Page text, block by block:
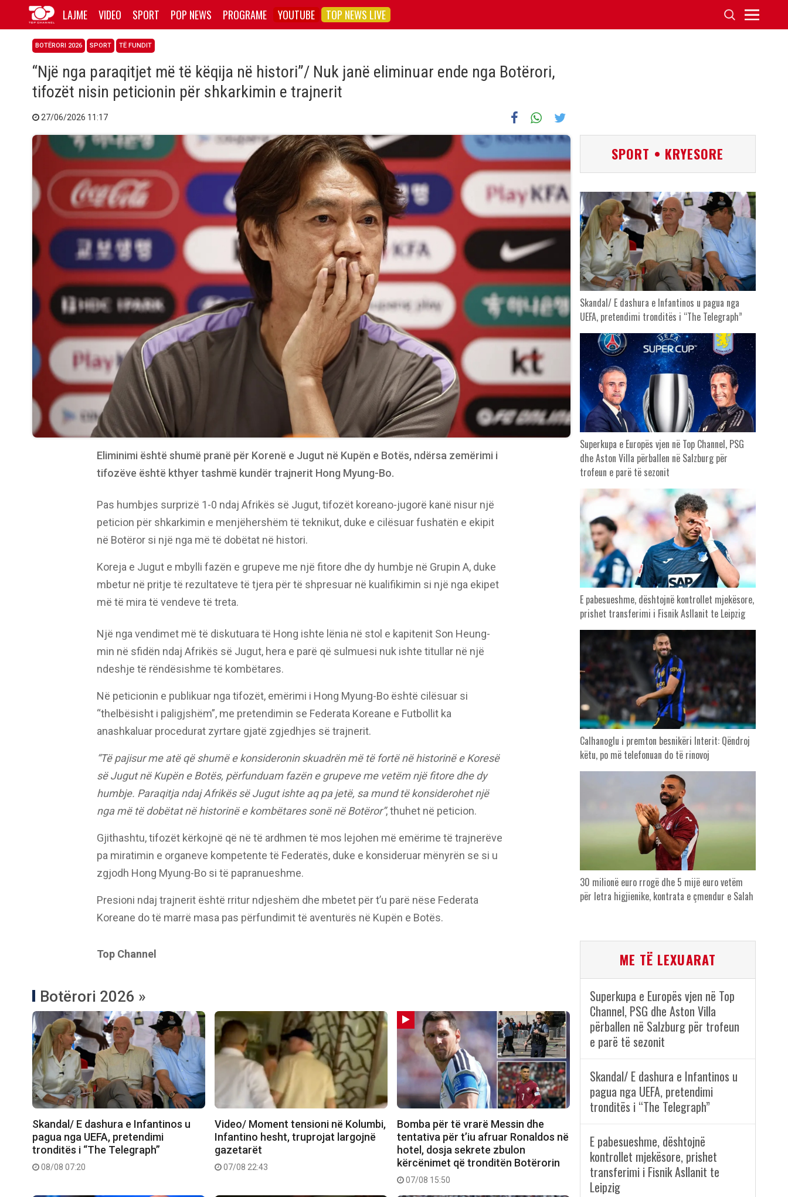
LAJME VIDEO SPORT POP NEWS PROGRAME YOUTUBE TOP NEWS LIVE
BOTËRORI 2026 SPORT TË FUNDIT
“Një nga paraqitjet më të këqija në histori”/ Nuk janë eliminuar ende nga Botërori,
tifozët nisin peticionin për shkarkimin e trajnerit
27/06/2026 11:17
Eliminimi është shumë pranë për Korenë e Jugut në Kupën e Botës, ndërsa zemërimi i
tifozëve është kthyer tashmë kundër trajnerit Hong Myung-Bo.
Pas humbjes surprizë 1-0 ndaj Afrikës së Jugut, tifozët koreano-jugorë kanë nisur një
peticion për shkarkimin e menjëhershëm të teknikut, duke e cilësuar fushatën e ekipit
në Botëror si një nga më të dobëtat në histori.
Koreja e Jugut e mbylli fazën e grupeve me një fitore dhe dy humbje në Grupin A, duke
mbetur në pritje të rezultateve të tjera për të shpresuar në kualifikimin si një nga ekipet
më të mira të vendeve të treta.
Një nga vendimet më të diskutuara të Hong ishte lënia në stol e kapitenit Son Heung-
min në sfidën ndaj Afrikës së Jugut, hera e parë që sulmuesi nuk ishte titullar në një
ndeshje të rëndësishme të kombëtares.
Në peticionin e publikuar nga tifozët, emërimi i Hong Myung-Bo është cilësuar si
“thelbësisht i paligjshëm”, me pretendimin se Federata Koreane e Futbollit ka
anashkaluar procedurat zyrtare gjatë zgjedhjes së trajnerit.
“Të pajisur me atë që shumë e konsideronin skuadrën më të fortë në historinë e Koresë
së Jugut në Kupën e Botës, përfunduam fazën e grupeve me vetëm një fitore dhe dy
humbje. Paraqitja ndaj Afrikës së Jugut ishte aq pa jetë, sa mund të konsiderohet një
nga më të dobëtat në historinë e kombëtares sonë në Botëror”, thuhet në peticion.
Gjithashtu, tifozët kërkojnë që në të ardhmen të mos lejohen më emërime të trajnerëve
pa miratimin e organeve kompetente të Federatës, duke e konsideruar mënyrën se si u
zgjodh Hong Myung-Bo si të papranueshme.
Presioni ndaj trajnerit është rritur ndjeshëm dhe mbetet për t’u parë nëse Federata
Koreane do të marrë masa pas përfundimit të aventurës në Kupën e Botës.
Top Channel
Botërori 2026 »
Skandal/ E dashura e Infantinos u
pagua nga UEFA, pretendimi
tronditës i “The Telegraph”
08/08 07:20
Video/ Moment tensioni në Kolumbi,
Infantino hesht, truprojat largojnë
gazetarët
07/08 22:43
Bomba për të vrarë Messin dhe
tentativa për t’iu afruar Ronaldos në
hotel, dosja sekrete zbulon
kërcënimet që tronditën Botërorin
07/08 15:50
SPORT • KRYESORE
Skandal/ E dashura e Infantinos u pagua nga
UEFA, pretendimi tronditës i “The Telegraph”
Superkupa e Europës vjen në Top Channel, PSG
dhe Aston Villa përballen në Salzburg për
trofeun e parë të sezonit
E pabesueshme, dështojnë kontrollet mjekësore,
prishet transferimi i Fisnik Asllanit te Leipzig
Calhanoglu i premton besnikëri Interit: Qëndroj
këtu, po më telefonuan do të rinovoj
30 milionë euro rrogë dhe 5 mijë euro vetëm
për letra higjienike, kontrata e çmendur e Salah
ME TË LEXUARAT
Superkupa e Europës vjen në Top
Channel, PSG dhe Aston Villa
përballen në Salzburg për trofeun
e parë të sezonit
Skandal/ E dashura e Infantinos u
pagua nga UEFA, pretendimi
tronditës i “The Telegraph”
E pabesueshme, dështojnë
kontrollet mjekësore, prishet
transferimi i Fisnik Asllanit te
Leipzig